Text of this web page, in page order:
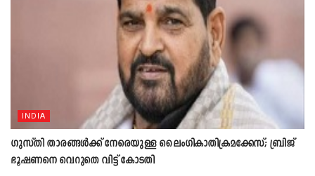
INDIA
ഗുസ്തി താരങ്ങൾക്ക് നേരെയുള്ള ലൈംഗികാതിക്രമക്കേസ്; ബ്രിജ്
ഭൂഷണനെ വെറുതെ വിട്ട് കോടതി